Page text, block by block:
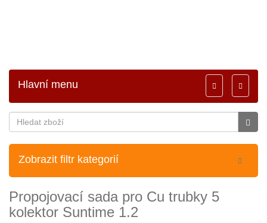
Toggle
Toggle
navigation
Hlavní menu
Zobrazit filtr kategorií
Propojovací sada pro Cu trubky 5
kolektor Suntime 1.2